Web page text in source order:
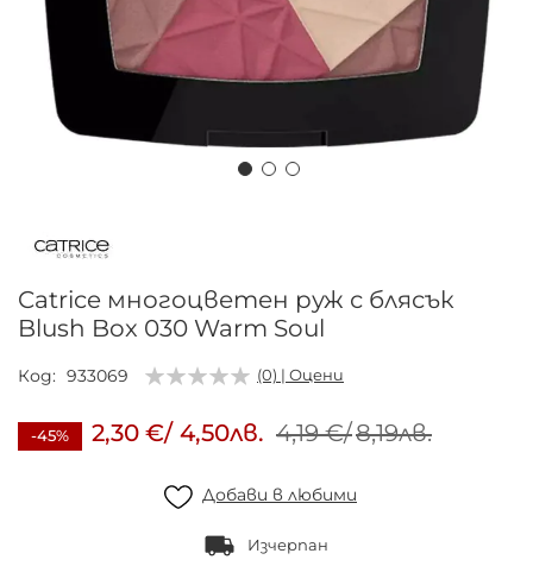
началото
галерия
със
снимки
Catrice многоцветен руж с блясък
Blush Box 030 Warm Soul
Код 933069 (0) | Оцени
-45% 2,30 €/ 4,50лв. 4,19 €/8,19лв.
Добави в любими
Изчерпан